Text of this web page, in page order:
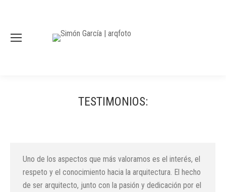
TESTIMONIOS:
Uno de los aspectos que más valoramos es el interés, el
respeto y el conocimiento hacia la arquitectura. El hecho
de ser arquitecto, junto con la pasión y dedicación por el